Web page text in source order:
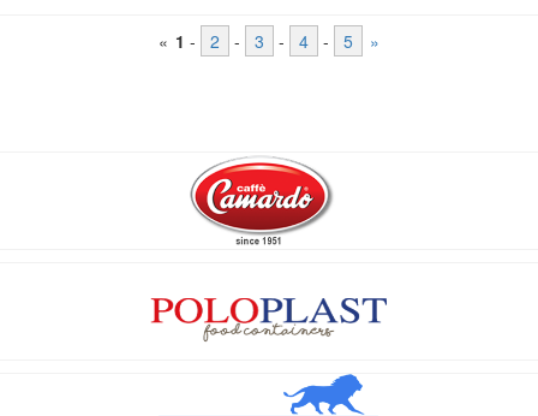
« 1 - 2 - 3 - 4 - 5 »